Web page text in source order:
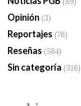
Opinión (3)
Reportajes (76)
Reseñas (584)
Sin categoría (316)